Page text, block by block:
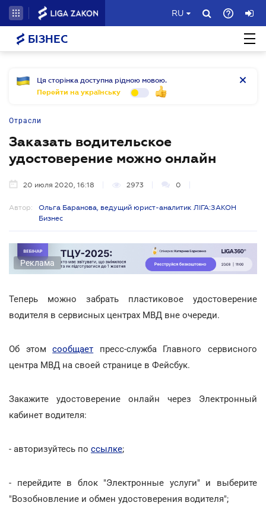
RU
БІЗНЕС
Ця сторінка доступна рідною мовою.
Перейти на українську
Отрасли
Заказать водительское
удостоверение можно онлайн
20 июля 2020, 16:18 2973 0
Автор:
Ольга Баранова, ведущий юрист-аналитик ЛІГА:ЗАКОН
Бизнес
Реклама
Теперь можно забрать пластиковое удостоверение
водителя в сервисных центрах МВД вне очереди.
Об этомсообщает пресс-служба Главного сервисного
центра МВД на своей странице в Фейсбук.
Закажите удостоверение онлайн через Электронный
кабинет водителя:
- авторизуйтесь по ссылке;
- перейдите в блок "Электронные услуги" и выберите
"Возобновление и обмен удостоверения водителя";